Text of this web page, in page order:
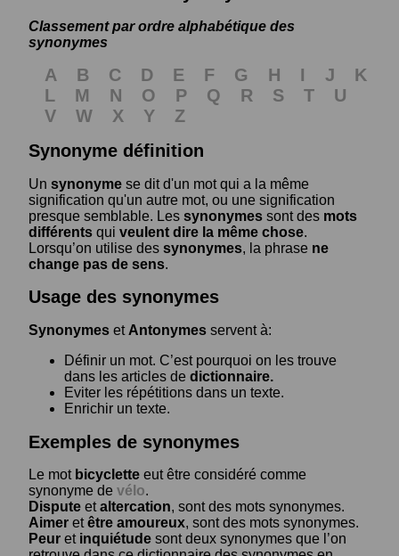
Classement par ordre alphabétique des
synonymes
A B C D E F G H I J
K
L
M N O P Q R S T
U
V
W X Y
Z
Synonyme définition
Un synonyme se dit d'un mot qui a la même
signification qu'un autre mot, ou une signification
presque semblable. Les synonymes sont des mots
différents qui veulent dire la même chose.
Lorsqu’on utilise des synonymes, la phrase ne
change pas de sens.
Usage des synonymes
Synonymes et Antonymes servent à:
Définir un mot. C’est pourquoi on les trouve
dans les articles de dictionnaire.
Eviter les répétitions dans un texte.
Enrichir un texte.
Exemples de synonymes
Le mot bicyclette eut être considéré comme
synonyme de vélo.
Dispute etaltercation, sont des mots synonymes.
Aimer etêtre amoureux, sont des mots synonymes.
Peur et inquiétude sont deux synonymes que l’on